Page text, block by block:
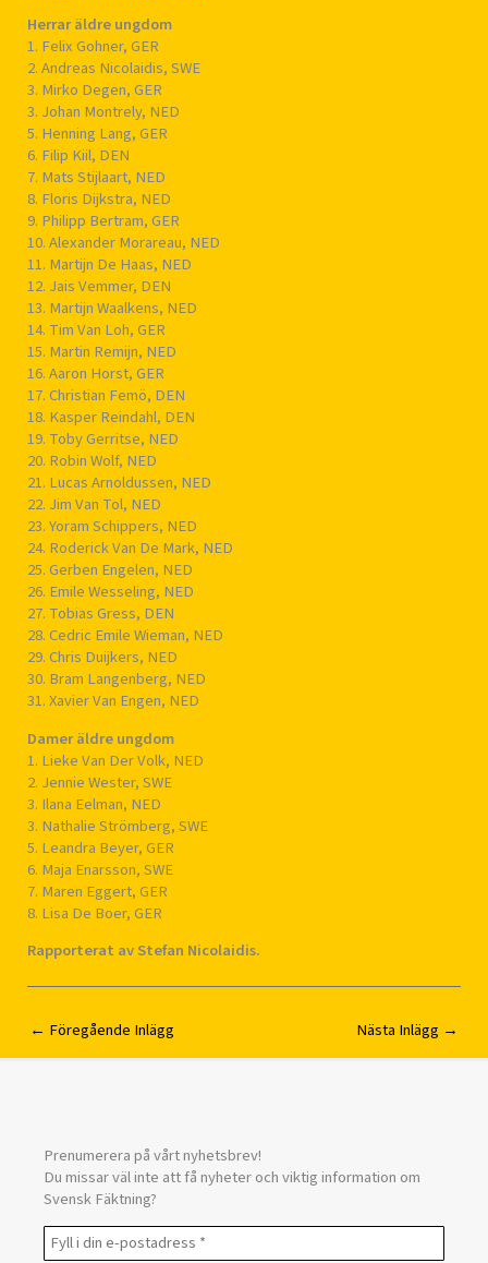
Herrar äldre ungdom
1. Felix Gohner, GER
2. Andreas Nicolaidis, SWE
3. Mirko Degen, GER
3. Johan Montrely, NED
5. Henning Lang, GER
6. Filip Kiil, DEN
7. Mats Stijlaart, NED
8. Floris Dijkstra, NED
9. Philipp Bertram, GER
10. Alexander Morareau, NED
11. Martijn De Haas, NED
12. Jais Vemmer, DEN
13. Martijn Waalkens, NED
14. Tim Van Loh, GER
15. Martin Remijn, NED
16. Aaron Horst, GER
17. Christian Femö, DEN
18. Kasper Reindahl, DEN
19. Toby Gerritse, NED
20. Robin Wolf, NED
21. Lucas Arnoldussen, NED
22. Jim Van Tol, NED
23. Yoram Schippers, NED
24. Roderick Van De Mark, NED
25. Gerben Engelen, NED
26. Emile Wesseling, NED
27. Tobias Gress, DEN
28. Cedric Emile Wieman, NED
29. Chris Duijkers, NED
30. Bram Langenberg, NED
31. Xavier Van Engen, NED
Damer äldre ungdom
1. Lieke Van Der Volk, NED
2. Jennie Wester, SWE
3. Ilana Eelman, NED
3. Nathalie Strömberg, SWE
5. Leandra Beyer, GER
6. Maja Enarsson, SWE
7. Maren Eggert, GER
8. Lisa De Boer, GER
Rapporterat av Stefan Nicolaidis.
← Föregående Inlägg Nästa Inlägg →
Prenumerera på vårt nyhetsbrev!
Du missar väl inte att få nyheter och viktig information om
Svensk Fäktning?